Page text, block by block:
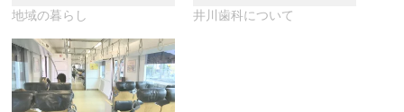
地域の暮らし
井川歯科について